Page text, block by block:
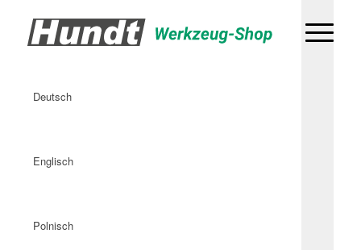
Deutsch
Englisch
Polnisch